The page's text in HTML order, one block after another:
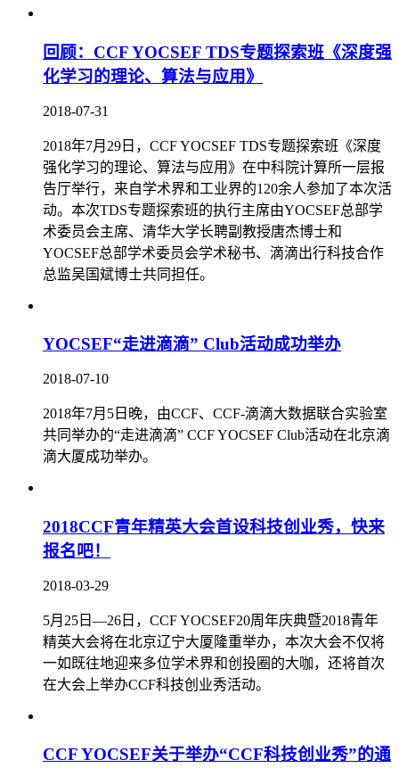
回顾：CCF YOCSEF TDS专题探索班《深度强
化学习的理论、算法与应用》
2018-07-31
2018年7月29日，CCF YOCSEF TDS专题探索班《深度
强化学习的理论、算法与应用》在中科院计算所一层报
告厅举行，来自学术界和工业界的120余人参加了本次活
动。本次TDS专题探索班的执行主席由YOCSEF总部学
术委员会主席、清华大学长聘副教授唐杰博士和
YOCSEF总部学术委员会学术秘书、滴滴出行科技合作
总监吴国斌博士共同担任。
YOCSEF“走进滴滴” Club活动成功举办
2018-07-10
2018年7月5日晚，由CCF、CCF-滴滴大数据联合实验室
共同举办的“走进滴滴” CCF YOCSEF Club活动在北京滴
滴大厦成功举办。
2018CCF青年精英大会首设科技创业秀，快来
报名吧！
2018-03-29
5月25日—26日，CCF YOCSEF20周年庆典暨2018青年
精英大会将在北京辽宁大厦隆重举办，本次大会不仅将
一如既往地迎来多位学术界和创投圈的大咖，还将首次
在大会上举办CCF科技创业秀活动。
CCF YOCSEF关于举办“CCF科技创业秀”的通